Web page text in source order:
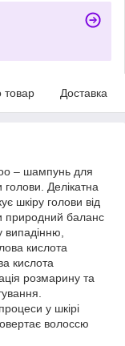
товар Доставка
– шампунь для
Делікатна
шкіру голови від
природний баланс
випадінню,
кислота
кислота
розмарину та
у шкірі
волоссю